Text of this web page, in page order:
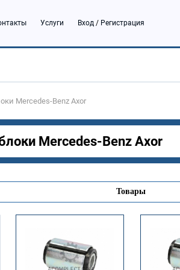
Услуги Вход / Регистрация
Mercedes-Benz Axor
Mercedes-Benz Axor
Товары